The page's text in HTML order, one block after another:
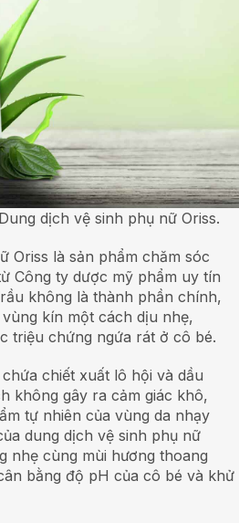
Dung dịch vệ sinh phụ nữ Oriss.
Oriss là sản phẩm chăm sóc
Công ty dược mỹ phẩm uy tín
không là thành phần chính,
kín một cách dịu nhẹ,
triệu chứng ngứa rát ở cô bé.
chiết xuất lô hội và dầu
không gây ra cảm giác khô,
tự nhiên của vùng da nhạy
dung dịch vệ sinh phụ nữ
nhẹ cùng mùi hương thoang
bằng độ pH của cô bé và khử